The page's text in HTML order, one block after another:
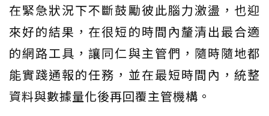
在緊急狀況下不斷鼓勵彼此腦力激盪，也迎
來好的結果，在很短的時間內釐清出最合適
的網路工具，讓同仁與主管們，隨時隨地都
能實踐通報的任務，並在最短時間內，統整
資料與數據量化後再回覆主管機構。